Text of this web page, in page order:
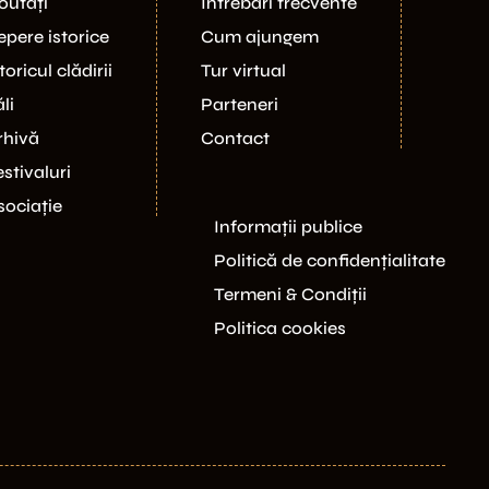
istorice
clădirii
Cum ajungem
Tur virtual
Parteneri
Contact
Informații publice
Politică de confidențialitate
Termeni & Condiții
Politica cookies